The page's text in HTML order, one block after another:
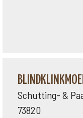
Schutting- &
73820